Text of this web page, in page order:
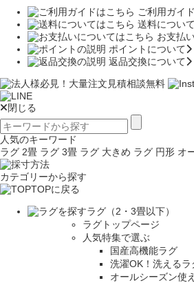
ご利用ガイド
送料について
お支払
ポイントについて
返品交換について
閉じる
人気のキーワード
ラグ 2畳 ラグ 3畳 ラグ 大きめ ラグ 円形 オ
カテゴリーから探す
TOPに戻る
ラグ（2・3畳以下）
ラグトップページ
人気特集で選ぶ
国産高機能ラグ
洗濯OK！洗えるラ
オールシーズン使